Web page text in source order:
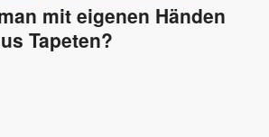
mit eigenen Händen
Tapeten?